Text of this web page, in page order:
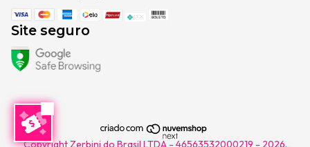
Site seguro
Copyright Zerbini do Brasil LTDA - 46563532000219 - 2026.